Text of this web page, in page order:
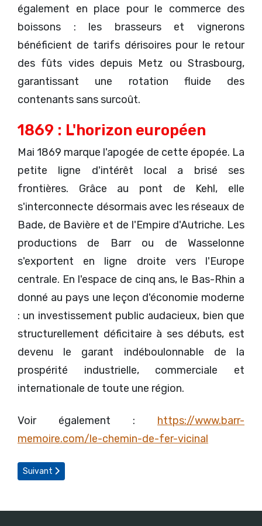
également en place pour le commerce des
boissons : les brasseurs et vignerons
bénéficient de tarifs dérisoires pour le retour
des fûts vides depuis Metz ou Strasbourg,
garantissant une rotation fluide des
contenants sans surcoût.
1869 : L'horizon européen
Mai 1869 marque l'apogée de cette épopée. La
petite ligne d'intérêt local a brisé ses
frontières. Grâce au pont de Kehl, elle
s'interconnecte désormais avec les réseaux de
Bade, de Bavière et de l'Empire d'Autriche. Les
productions de Barr ou de Wasselonne
s'exportent en ligne droite vers l'Europe
centrale. En l'espace de cinq ans, le Bas-Rhin a
donné au pays une leçon d'économie moderne
: un investissement public audacieux, bien que
structurellement déficitaire à ses débuts, est
devenu le garant indéboulonnable de la
prospérité industrielle, commerciale et
internationale de toute une région.
Voir également : https://www.barr-
memoire.com/le-chemin-de-fer-vicinal
Article suivant : L'accident d'Oberentzen de la course du prince
Suivant